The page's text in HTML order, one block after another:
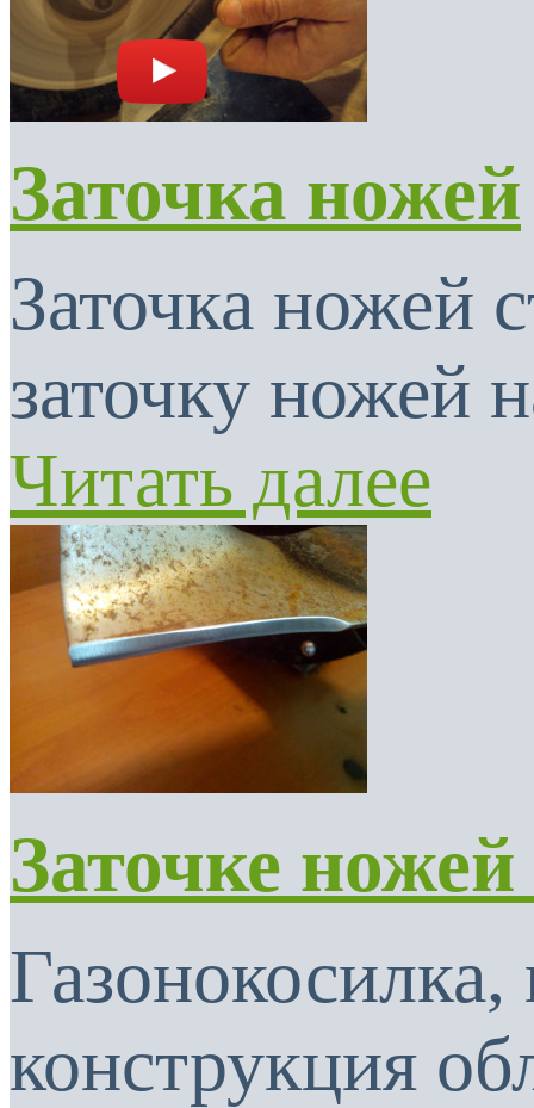
Заточка ножей
Заточка ножей
заточку ножей
Читать далее
Заточке
конструкция